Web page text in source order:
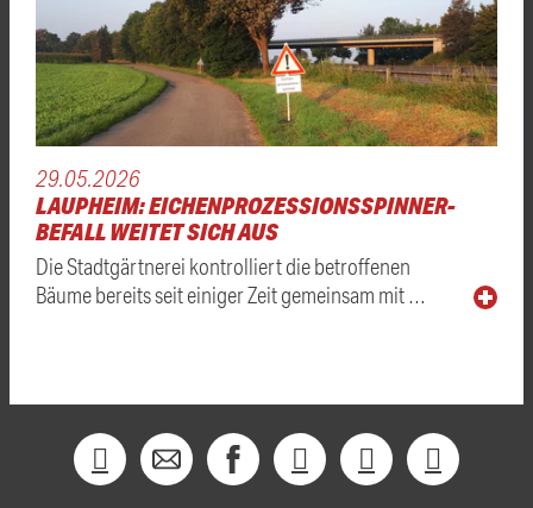
29.05.2026
LAUPHEIM: EICHENPROZESSIONSSPINNER-
BEFALL WEITET SICH AUS
Die Stadtgärtnerei kontrolliert die betroffenen
Bäume bereits seit einiger Zeit gemeinsam mit …